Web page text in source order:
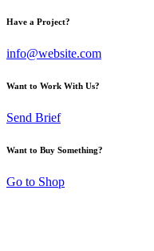
Have a Project?
info@website.com
Want to Work With Us?
Send Brief
Want to Buy Something?
Go to Shop